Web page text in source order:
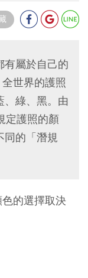
有屬於自己的
世界的護照
、綠、黑。由
定護照的顏
同的「潛規
的選擇取決